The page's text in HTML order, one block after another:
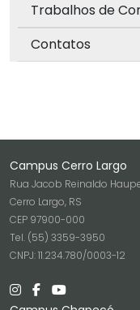
Trabalhos de
Contatos
Campus Cerro Largo
Rua Jacob Reinaldo
Cerro Largo, RS
CEP 97900-000
Tel. (55) 3359-3950
CNPJ: 11.234.780/0003-12